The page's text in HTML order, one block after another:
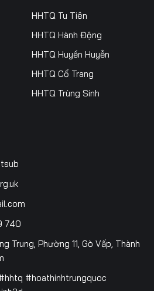
HHTQ Tu Tiên
HHTQ Hành Động
HHTQ Huyền Huyễn
HHTQ Cổ Trang
HHTQ Trùng Sinh
740
Trung, Phường 11, Gò Vấp, Thành
#hoathinhtrungquoc